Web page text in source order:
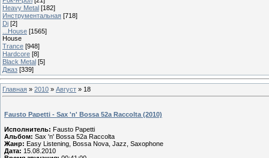
Heavy Metal [182]
Инструментальная [718]
Dj [2]
...House [1565]
House
Trance [948]
Hardcore [8]
Black Metal [5]
Джаз [339]
Главная » 2010 » Август » 18
Fausto Papetti - Sax 'n' Bossa 52a Raccolta (2010)
Исполнитель: Fausto Papetti
Альбом: Sax 'n' Bossa 52a Raccolta
Жанр: Easy Listening, Bossa Nova, Jazz, Saxophone
Дата: 15.08.2010